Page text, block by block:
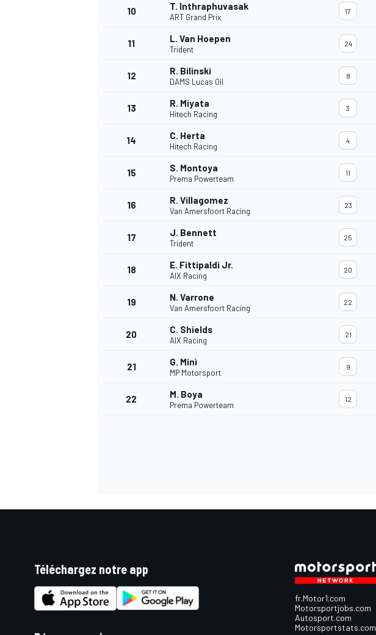
10 T. Inthraphuvasak
ART Grand Prix
17
11 L. Van Hoepen
Trident
24
12 R. Bilinski
DAMS Lucas Oil
8
13 R. Miyata
Hitech Racing
3
14 C. Herta
Hitech Racing
4
15 S. Montoya
Prema Powerteam
11
16 R. Villagomez
Van Amersfoort Racing
23
17 J. Bennett
Trident
25
18 E. Fittipaldi Jr.
AIX Racing
20
19 N. Varrone
Van Amersfoort Racing
22
20 C. Shields
AIX Racing
21
21 G. Minì
MP Motorsport
9
22 M. Boya
Prema Powerteam
12
Téléchargez notre app
fr.Motor1.com
Motorsportjobs.com
Autosport.com
Motorsportstats.com